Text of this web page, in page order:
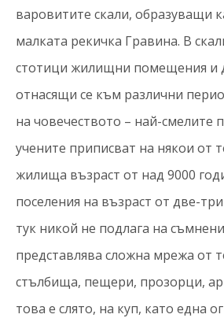
варовитите скали, образуващи
малката рекичка Гравина. В
стотици жилищни помещения и
отнасящи се към различни
на човечеството – най-смелите
учените приписват на някои от
жилища възраст от над 9000
поселения на възраст от две-
тук никой не подлага на
представлява сложна мрежа от
стълбища, пещери, прозорци,
това е слято, на куп, като една